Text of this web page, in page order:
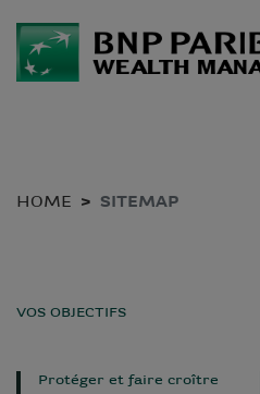
HOME SITEMAP
VOS OBJECTIFS
Protéger et faire croître